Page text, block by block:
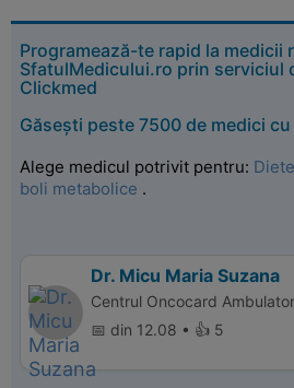
Programează-te rapid la medicii
SfatulMedicului.ro prin serviciul
Clickmed
Găsești peste 7500 de medici
Alege medicul potrivit pentru:
boli metabolice .
Dr. Micu Maria Suzana
Centrul Oncocard
📅 din 12.08 • 👍 5